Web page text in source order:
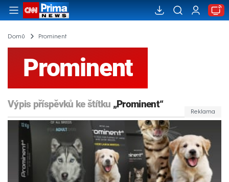
Domů Prominent
Prominent
Výpis příspěvků ke štítku „Prominent“